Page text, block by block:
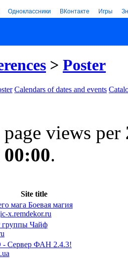
Одноклассники ВКонтакте Игры
> Poster
Calendars of dates and events
page views per
00:00.
Site title
мага Боевая магия
x.remdekor.ru
группы Чайф
Сервер ФАН 2.4.3!